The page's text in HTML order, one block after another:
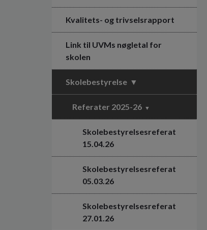
Kvalitets- og trivselsrapport
Link til UVMs nøgletal for
skolen
Skolebestyrelse
Referater 2025-26
Skolebestyrelsesreferat
15.04.26
Skolebestyrelsesreferat
05.03.26
Skolebestyrelsesreferat
27.01.26